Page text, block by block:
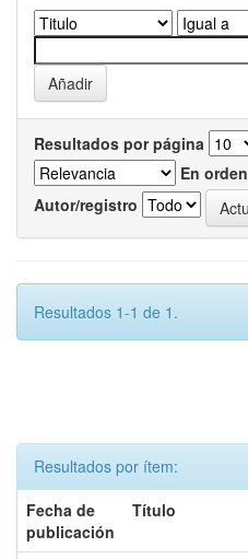
Resultados por página
En orden
Autor/registro
Resultados 1-1 de 1.
Resultados por ítem:
Fecha de
publicación
Título